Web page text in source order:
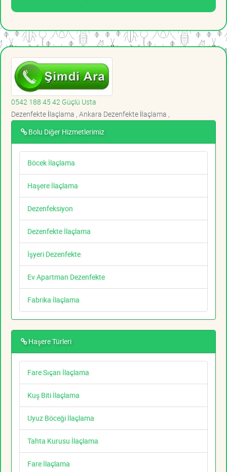
0542 188 45 42 Güçlü Usta
Dezenfekte İlaçlama , Ankara Dezenfekte İlaçlama ,
Bolu Diğer Hizmetlerimiz
Böcek İlaçlama
Haşere İlaçlama
Dezenfeksiyon
Dezenfekte İlaçlama
İşyeri Dezenfekte
Ev Apartman Dezenfekte
Fabrika İlaçlama
Haşere Türleri
Fare Sıçan İlaçlama
Kuş Biti İlaçlama
Uyuz Böceği İlaçlama
Tahta Kurusu İlaçlama
Fare İlaçlama